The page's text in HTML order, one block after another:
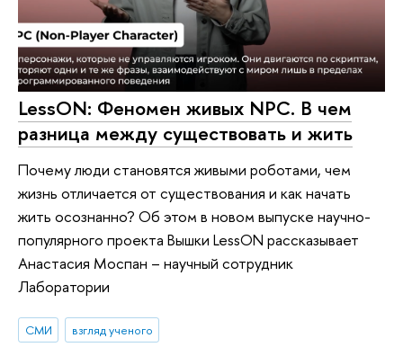
LessON: Феномен живых NPC. В чем
разница между существовать и жить
Почему люди становятся живыми роботами, чем
жизнь отличается от существования и как начать
жить осознанно? Об этом в новом выпуске научно-
популярного проекта Вышки LessON рассказывает
Анастасия Моспан – научный сотрудник
Лаборатории
СМИ взгляд ученого